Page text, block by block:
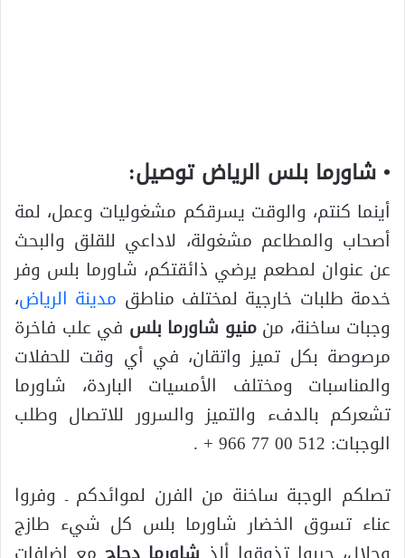
• شاورما بلس الرياض توصيل:
أينما كنتم، والوقت يسرقكم مشغوليات وعمل، لمة
أصحاب والمطاعم مشغولة، لاداعي للقلق والبحث
عن عنوان لمطعم يرضي ذائقتكم، شاورما بلس وفر
خدمة طلبات خارجية لمختلف مناطق مدينة الرياض،
وجبات ساخنة، منمنيو شاورما بلس في علب فاخرة
مرصوصة بكل تميز واتقان، في أي وقت للحفلات
والمناسبات ومختلف الأمسيات الباردة، شاورما
تشعركم بالدفء والتميز والسرور للاتصال وطلب
الوجبات: 512 00 77 966 + .
تصلكم الوجبة ساخنة من الفرن لموائدكم ـ وفروا
عناء تسوق الخضار شاورما بلس كل شيء طازج